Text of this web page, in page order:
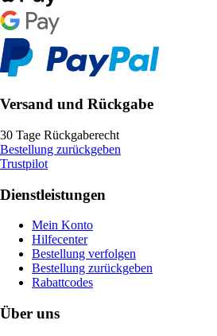
Versand und Rückgabe
30 Tage Rückgaberecht
Bestellung zurückgeben
Trustpilot
Dienstleistungen
Mein Konto
Hilfecenter
Bestellung verfolgen
Bestellung zurückgeben
Rabattcodes
Über uns